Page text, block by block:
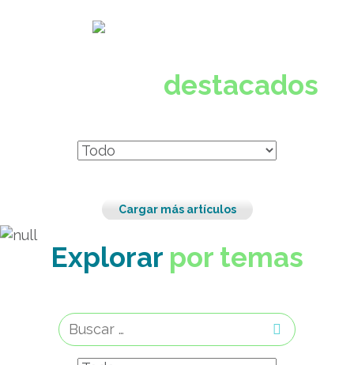
destacados
Cargar más artículos
Explorar por temas
Buscar: